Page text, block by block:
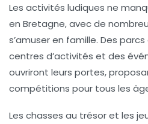
Les activités ludiques ne
en Bretagne, avec de
s’amuser en famille. Des
centres d’activités et des
ouvriront leurs portes,
compétitions pour tous les
Les chasses au trésoret les